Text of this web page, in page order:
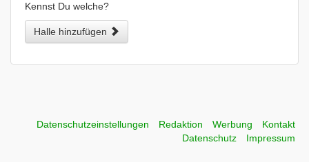
Kennst Du welche?
Halle hinzufügen
Datenschutzeinstellungen Redaktion Werbung
Kontakt
Datenschutz
Impressum